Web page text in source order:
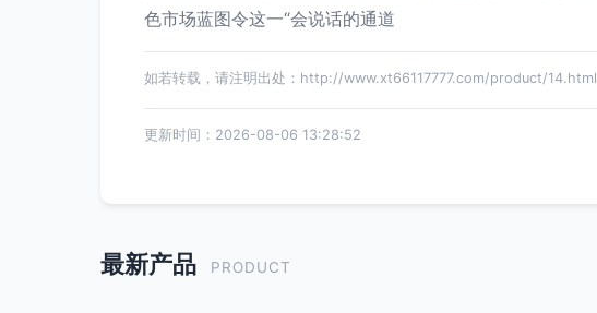
色市场蓝图令这一“会说话的通道
如若转载，请注明出处：http://www.xt66117777.com/product/14.html
更新时间：2026-08-06 13:28:52
最新产品 PRODUCT